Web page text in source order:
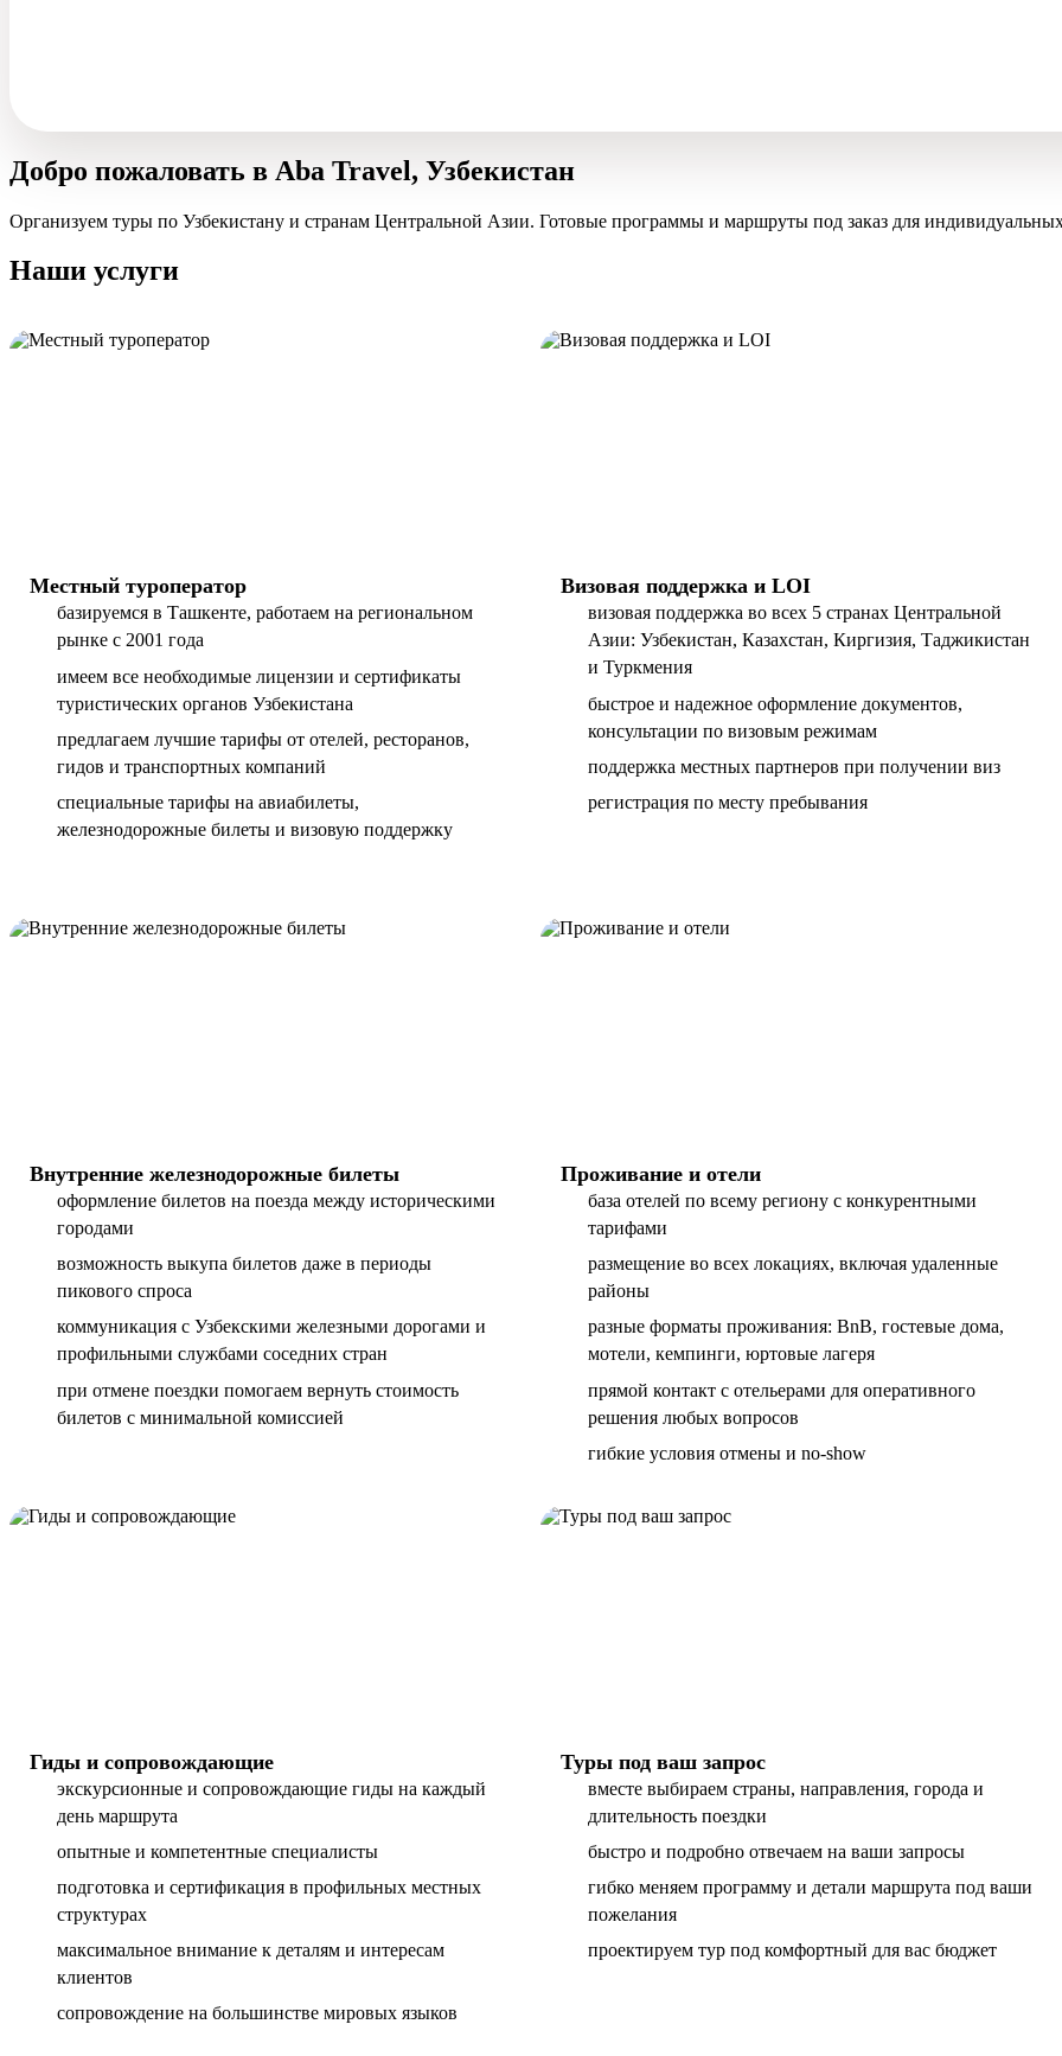
Добро пожаловать в Aba Travel, Узбекистан
Организуем туры по Узбекистану и странам Центральной Азии. Готовые программы и маршруты под заказ для
Наши услуги
Местный туроператор
базируемся в Ташкенте, работаем на региональном
рынке с 2001 года
имеем все необходимые лицензии и сертификаты
туристических органов Узбекистана
предлагаем лучшие тарифы от отелей, ресторанов,
гидов и транспортных компаний
специальные тарифы на авиабилеты,
железнодорожные билеты и визовую поддержку
Визовая поддержка и LOI
визовая поддержка во всех 5 странах Центральной
Азии: Узбекистан, Казахстан, Киргизия, Таджикистан
и Туркмения
быстрое и надежное оформление документов,
консультации по визовым режимам
поддержка местных партнеров при получении виз
регистрация по месту пребывания
Внутренние железнодорожные билеты
оформление билетов на поезда между историческими
городами
возможность выкупа билетов даже в периоды
пикового спроса
коммуникация с Узбекскими железными дорогами и
профильными службами соседних стран
при отмене поездки помогаем вернуть стоимость
билетов с минимальной комиссией
Проживание и отели
база отелей по всему региону с конкурентными
тарифами
размещение во всех локациях, включая удаленные
районы
разные форматы проживания: BnB, гостевые дома,
мотели, кемпинги, юртовые лагеря
прямой контакт с отельерами для оперативного
решения любых вопросов
гибкие условия отмены и no-show
Гиды и сопровождающие
экскурсионные и сопровождающие гиды на каждый
день маршрута
опытные и компетентные специалисты
подготовка и сертификация в профильных местных
структурах
максимальное внимание к деталям и интересам
клиентов
сопровождение на большинстве мировых языков
Туры под ваш запрос
вместе выбираем страны, направления, города и
длительность поездки
быстро и подробно отвечаем на ваши запросы
гибко меняем программу и детали маршрута под ваши
пожелания
проектируем тур под комфортный для вас бюджет